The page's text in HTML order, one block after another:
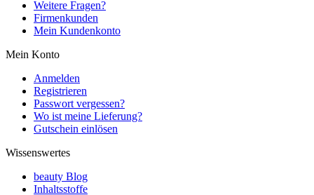
Weitere Fragen?
Firmenkunden
Mein Kundenkonto
Mein Konto
Anmelden
Registrieren
Passwort vergessen?
Wo ist meine Lieferung?
Gutschein einlösen
Wissenswertes
beauty Blog
Inhaltsstoffe